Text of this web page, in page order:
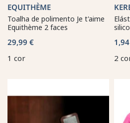
EQUITHÈME
Toalha de polimento Je t'aime
Equithème 2 faces
29,99 €
1 cor
2